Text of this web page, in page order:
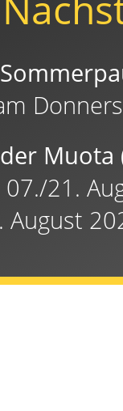
07./21.
August